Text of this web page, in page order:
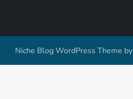
Niche Blog WordPress Theme by